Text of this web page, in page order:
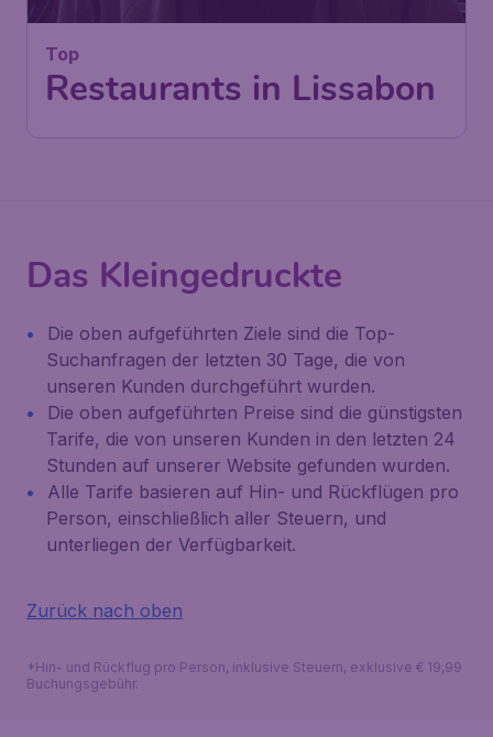
Top
Restaurants in Lissabon
Das Kleingedruckte
Die oben aufgeführten Ziele sind die Top-
Suchanfragen der letzten 30 Tage, die von
unseren Kunden durchgeführt wurden.
Die oben aufgeführten Preise sind die günstigsten
Tarife, die von unseren Kunden in den letzten 24
Stunden auf unserer Website gefunden wurden.
Alle Tarife basieren auf Hin- und Rückflügen pro
Person, einschließlich aller Steuern, und
unterliegen der Verfügbarkeit.
Zurück nach oben
*Hin- und Rückflug pro Person, inklusive Steuern, exklusive € 19,99
Buchungsgebühr.